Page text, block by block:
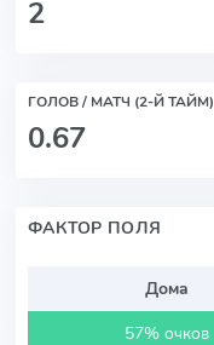
2
ГОЛОВ / МАТЧ (2-Й ТАЙМ)
0.67
ФАКТОР ПОЛЯ
Дома
57% очков